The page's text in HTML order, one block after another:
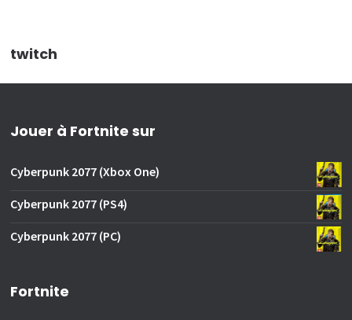
twitch
Jouer à Fortnite sur
Cyberpunk 2077 (Xbox One)
Cyberpunk 2077 (PS4)
Cyberpunk 2077 (PC)
Fortnite